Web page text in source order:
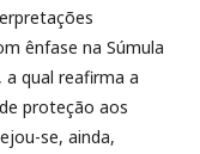
ênfase na Súmula
a qual reafirma a
proteção aos
se, ainda,